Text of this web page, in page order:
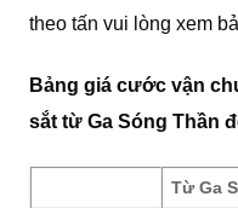
theo tấn vui lòng xem
Bảng giá cước vận
sắt từ Ga Sóng Thần
Từ Ga